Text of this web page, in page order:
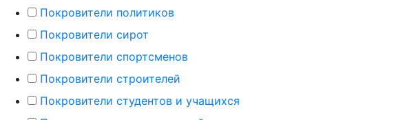
Покровители политиков
Покровители сирот
Покровители спортсменов
Покровители строителей
Покровители студентов и учащихся